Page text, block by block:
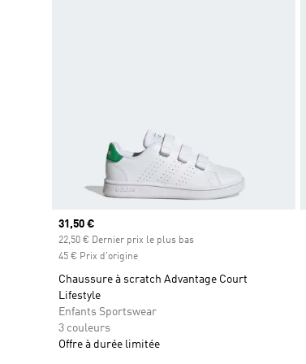
Prix actuel
31,50 €
22,50 € Dernier prix le plus bas
45 € Prix d'origine
Chaussure à scratch Advantage Court
Lifestyle
Enfants Sportswear
3 couleurs
Offre à durée limitée